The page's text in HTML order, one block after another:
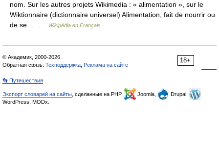
nom. Sur les autres projets Wikimedia : « alimentation », sur le
Wiktionnaire (dictionnaire universel) Alimentation, fait de nourrir ou
de se… …
Wikipédia en Français
18+
© Академик, 2000-2026
Обратная связь: Техподдержка Реклама на сайте
👣 Путешествия
Экспорт словарей на сайты , сделанные на PHP, Joomla,
Drupal,
WordPress, MODx.